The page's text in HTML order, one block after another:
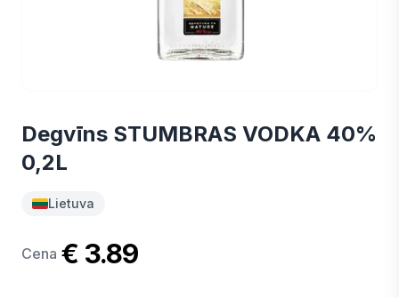
Degvīns STUMBRAS VODKA 40%
0,2L
Lietuva
Cena € 3.89